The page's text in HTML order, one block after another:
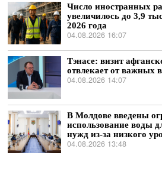
Число иностранных
увеличилось до 3,9
2026 года
04.08.2026 16:07
Тэнасе: визит
отвлекает от важных
04.08.2026 14:07
В Молдове введены
использование воды
нужд из-за низкого
04.08.2026 13:48